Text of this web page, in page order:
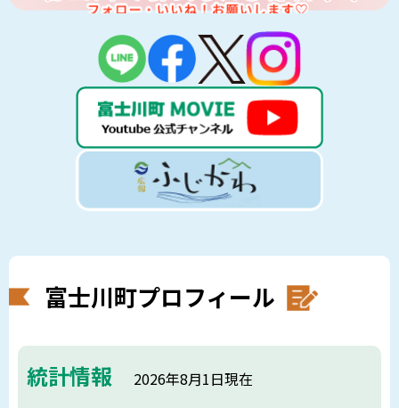
富士川町プロフィール
統計情報 2026年8月1日現在